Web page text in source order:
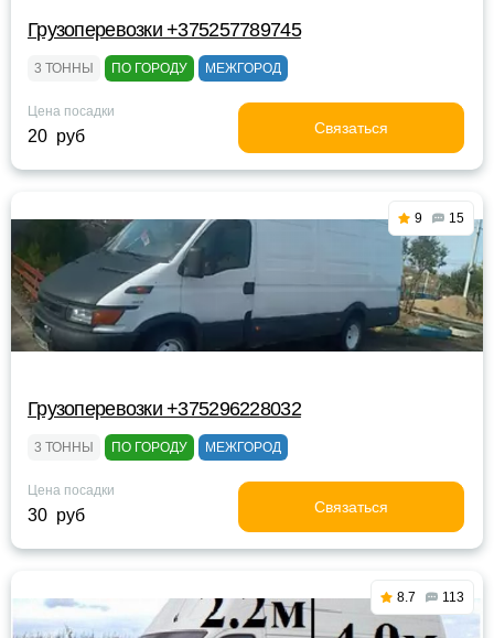
Грузоперевозки +375257789745
3 ТОННЫ ПО ГОРОДУ МЕЖГОРОД
Цена посадки
20 руб Связаться
9 15
Грузоперевозки +375296228032
3 ТОННЫ ПО ГОРОДУ МЕЖГОРОД
Цена посадки
30 руб Связаться
8.7 113